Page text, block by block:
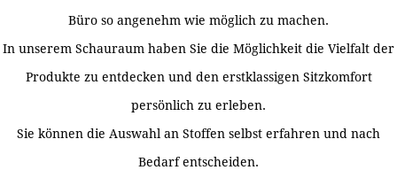
Büro so angenehm wie möglich zu machen.
In unserem Schauraum haben Sie die Möglichkeit die Vielfalt der
Produkte zu entdecken und den erstklassigen Sitzkomfort
persönlich zu erleben.
Sie können die Auswahl an Stoffen selbst erfahren und nach
Bedarf entscheiden.